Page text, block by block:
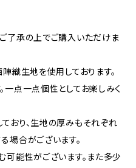
了承の上でご購入いただけま
織生地を使用しております。
一点一点個性としてお楽しみく
おり、生地の厚みもそれぞれ
場合がございます。
可能性がございます。また多少